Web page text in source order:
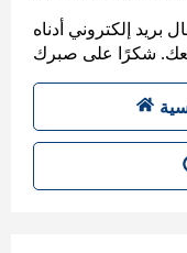
إلكتروني أدناه